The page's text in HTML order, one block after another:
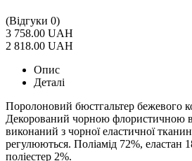
(Відгуки 0)
3 758.00 UAH
2 818.00 UAH
Опис
Деталі
Поролоновий бюстгальтер бежевого
Декорований чорною флористичною
виконаний з чорної еластичної
регулюються. Поліамід 72%, еластан
поліестер 2%.